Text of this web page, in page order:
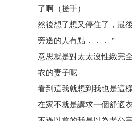
了啊（搓手）
然後想了想又停住了，最
旁邊的人有點．．．＂
意思就是對太太沒性緻完
衣的妻子呢
看到這我就想到我也是這
在家不就是講求一個舒適